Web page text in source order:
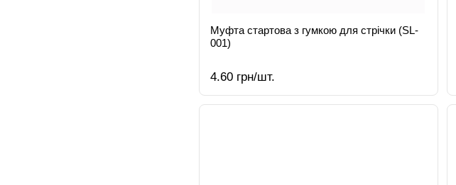
Муфта стартова з гумкою для стрічки (SL-
001)
4.60 грн/шт.